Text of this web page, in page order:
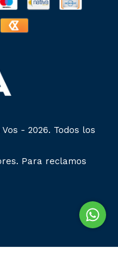
- 2026. Todos los
Para reclamos